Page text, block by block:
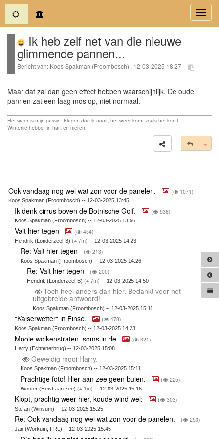
(current)
Ik heb zelf net van die nieuwe
glimmende pannen...
Bericht van: Koos Spakman (Froombosch) , 12-03-2025 18:27
Maar dat zal dan geen effect hebben waarschijnlijk. De oude
pannen zat een laag mos op, niet normaal.
Het weer is mijn passie. Klagen doe ik nooit; het weer komt zoals het komt.
Winterliefhebber in hart en nieren.
Ook vandaag nog wel wat zon voor de panelen. ( 1071)
Koos Spakman (Froombosch) -- 12-03-2025 13:45
Ik denk cirrus boven de Botnische Golf. ( 536)
Koos Spakman (Froombosch) -- 12-03-2025 13:56
Valt hier tegen ( 434)
Hendrik (Londerzeel-B) ( 7m) -- 12-03-2025 14:23
Re: Valt hier tegen ( 213)
Koos Spakman (Froombosch) -- 12-03-2025 14:26
Re: Valt hier tegen ( 200)
Hendrik (Londerzeel-B) ( 7m) -- 12-03-2025 14:50
Toch heel anders dan hier. Bedankt voor het
uitgebreide antwoord!
Koos Spakman (Froombosch) -- 12-03-2025 15:11
"Kaiserwetter" in Finse. ( 478)
Koos Spakman (Froombosch) -- 12-03-2025 14:23
Mooie wolkenstraten, soms in de ( 321)
Harry (Echtenerbrug) -- 12-03-2025 15:08
Geweldig mooi Harry.
Koos Spakman (Froombosch) -- 12-03-2025 15:11
Prachtige foto! Hier aan zee geen buien. ( 225)
Wouter (Heist aan zee)( 1m) -- 12-03-2025 15:16
Klopt, prachtig weer hier, koude wind wel: ( 303)
Stefan (Winsum) -- 12-03-2025 15:25
Re: Ook vandaag nog wel wat zon voor de panelen. ( 253)
Jan (Workum, FRL) -- 12-03-2025 15:45